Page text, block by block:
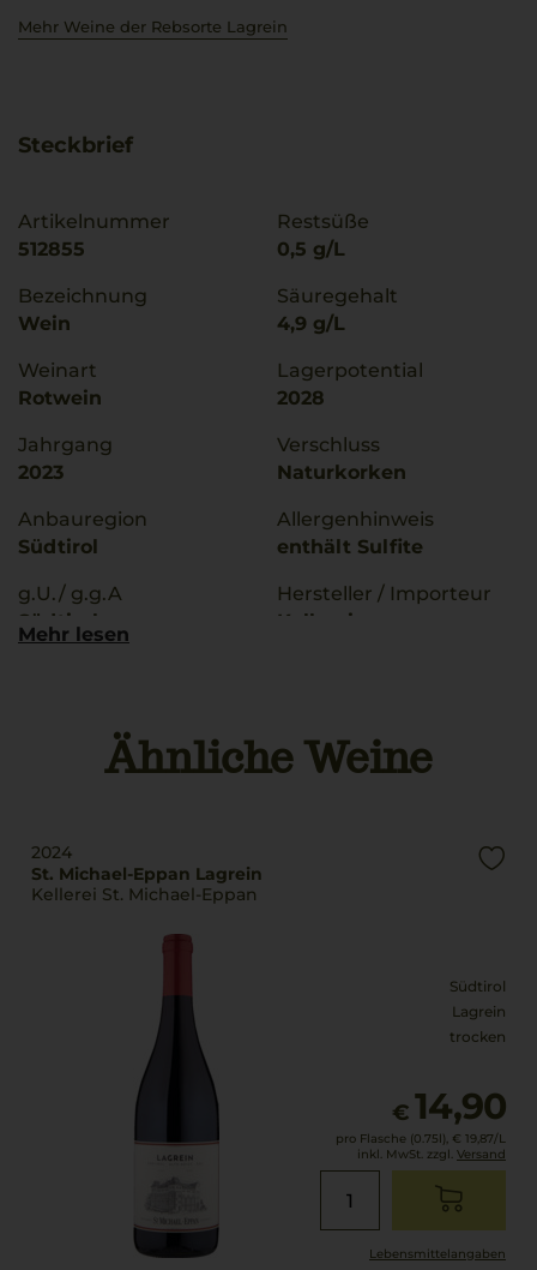
Mehr Weine der Rebsorte Lagrein
Steckbrief
Artikelnummer
512855
Bezeichnung
Wein
Weinart
Rotwein
Jahrgang
2023
Anbauregion
Südtirol
g.U./ g.g.A
Südtirol
Rebsorten
Trinktemperatur
16 °C
Restsüße
0,5 g/L
Säuregehalt
4,9 g/L
Lagerpotential
2028
Verschluss
Naturkorken
Allergenhinweis
enthält Sulfite
Hersteller / Importeur
Kellerei
Land
Mehr lesen
Ähnliche Weine
2024
St. Michael-Eppan Lagrein
Kellerei St. Michael-Eppan
Südtirol
Lagrein
trocken
€ 14,90
pro Flasche (0.75l), € 19,87/L
inkl. MwSt. zzgl. Versand
Lebensmittel­angaben